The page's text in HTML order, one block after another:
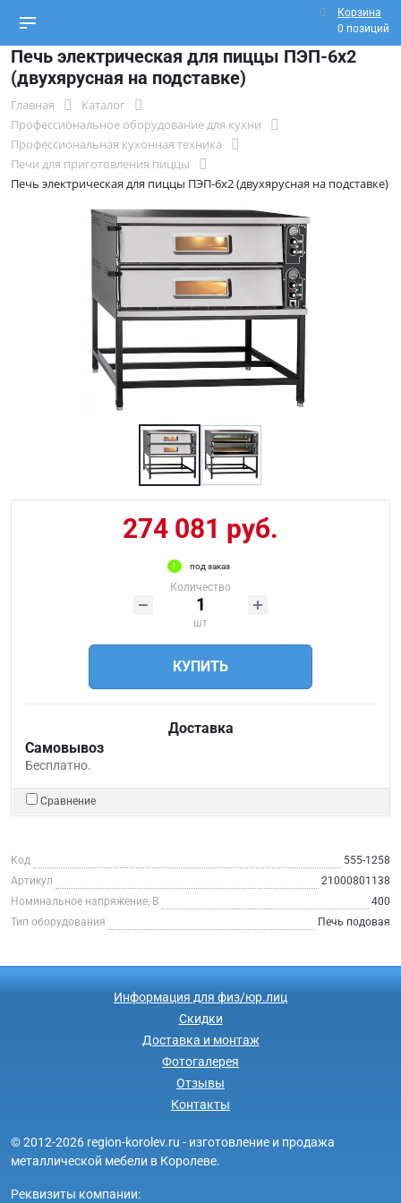
Корзина
0 позиций
Печь электрическая для пиццы ПЭП-6х2
(двухярусная на подставке)
Главная
Каталог
Профессиональное оборудование для кухни
Профессиональная кухонная техника
Печи для приготовления пиццы
Печь электрическая для пиццы ПЭП-6х2 (двухярусная на подставке)
274 081 руб.
под заказ
Количество
шт
КУПИТЬ
Доставка
Самовывоз
Бесплатно.
Сравнение
Код
555-1258
Артикул
21000801138
Номинальное напряжение, В
400
Тип оборудования
Печь подовая
Информация для физ/юр.лиц
Скидки
Доставка и монтаж
Фотогалерея
Отзывы
Контакты
© 2012-2026 region-korolev.ru - изготовление и продажа
металлической мебели в Королеве.
Реквизиты компании: